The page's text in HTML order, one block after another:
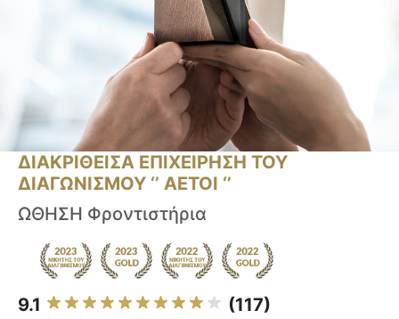
ΔΙΑΚΡΙΘΕΙΣΑ ΕΠΙΧΕΙΡΗΣΗ ΤΟΥ
ΔΙΑΓΩΝΙΣΜΟΥ ‘’ ΑΕΤΟΙ ‘’
ΩΘΗΣΗ Φροντιστήρια
9.1 (117)